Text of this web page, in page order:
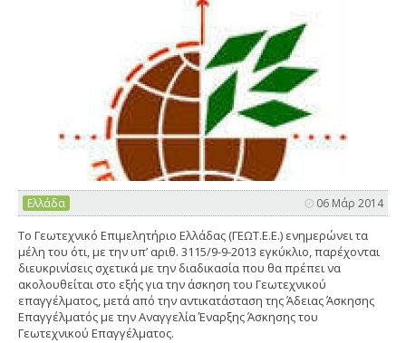
Ελλάδα 06 Μάρ 2014
Tο Γεωτεχνικό Επιμελητήριο Ελλάδας (ΓΕΩΤ.Ε.Ε.) ενημερώνει τα
μέλη του ότι, με την υπ’ αριθ. 3115/9-9-2013 εγκύκλιο, παρέχονται
διευκρινίσεις σχετικά με την διαδικασία που θα πρέπει να
ακολουθείται στο εξής για την άσκηση του Γεωτεχνικού
επαγγέλματος, μετά από την αντικατάσταση της Άδειας Άσκησης
Επαγγέλματός με την Αναγγελία Έναρξης Άσκησης του
Γεωτεχνικού Επαγγέλματος.